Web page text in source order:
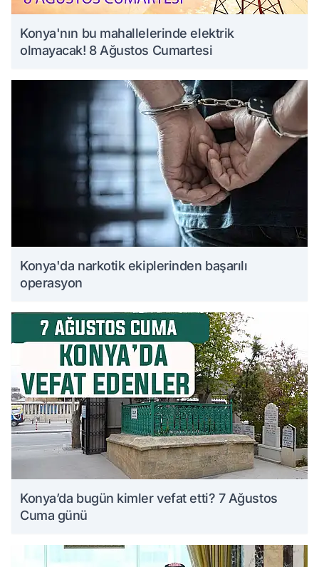
Konya'nın bu mahallelerinde elektrik
olmayacak! 8 Ağustos Cumartesi
Konya'da narkotik ekiplerinden başarılı
operasyon
Konya’da bugün kimler vefat etti? 7 Ağustos
Cuma günü